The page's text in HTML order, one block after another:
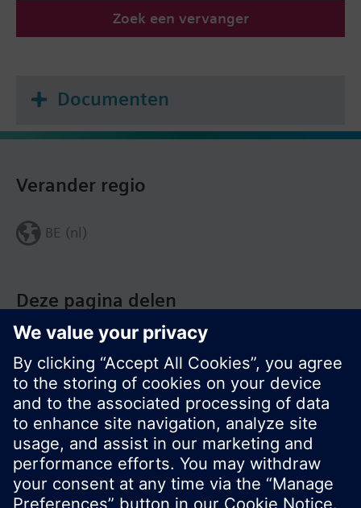
Zoek een vervanger
Documenten
Deze pagina delen
Verander regio
BE (nl)
© Siemens Nederland N.V. 2017